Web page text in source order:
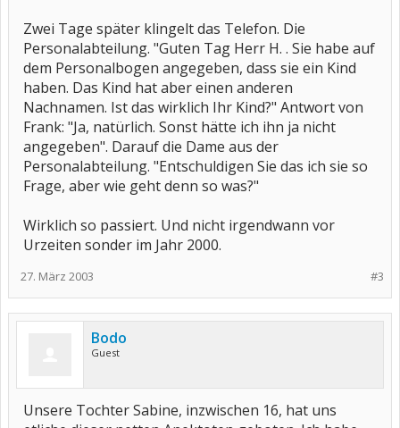
Zwei Tage später klingelt das Telefon. Die
Personalabteilung. "Guten Tag Herr H. . Sie habe auf
dem Personalbogen angegeben, dass sie ein Kind
haben. Das Kind hat aber einen anderen
Nachnamen. Ist das wirklich Ihr Kind?" Antwort von
Frank: "Ja, natürlich. Sonst hätte ich ihn ja nicht
angegeben". Darauf die Dame aus der
Personalabteilung. "Entschuldigen Sie das ich sie so
Frage, aber wie geht denn so was?"
Wirklich so passiert. Und nicht irgendwann vor
Urzeiten sonder im Jahr 2000.
#3
27. März 2003
Bodo
Guest
Unsere Tochter Sabine, inzwischen 16, hat uns